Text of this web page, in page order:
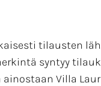
tilausten
syntyy
ainostaan Villa